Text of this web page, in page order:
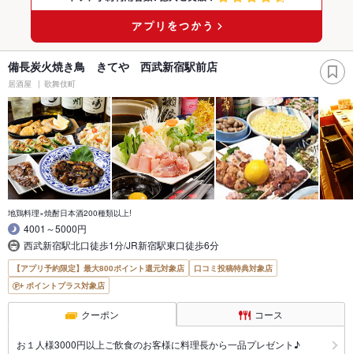
備長炭火焼き鳥 きてや 西武新宿駅前店
居酒屋 歌舞伎町
地鶏料理×焼酎日本酒200種類以上!
4001～5000円
西武新宿駅北口徒歩1分/JR新宿駅東口徒歩6分
【アプリ予約限定】最大800ポイント還元対象店
口コミ投稿特典対象店
ポイントプラス対象店
クーポン コース
お１人様3000円以上ご飲食のお客様に料理長から一品プレゼント♪